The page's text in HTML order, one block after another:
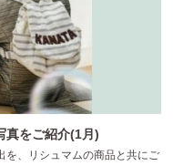
真をご紹介(1月)
を、リシュマムの商品と共にご